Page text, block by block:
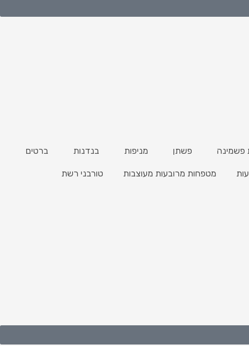
פשתן מניפות בנדנות ברטים
מטפחות מרובעות מעוצבות טורבני רשת